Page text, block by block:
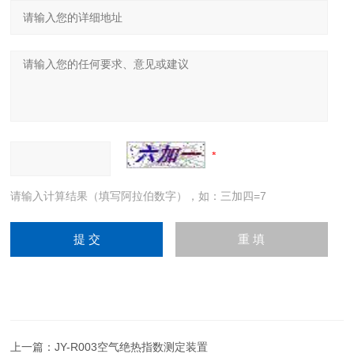
请输入计算结果（填写阿拉伯数字），如：三加四=7
上一篇：JY-R003空气绝热指数测定装置